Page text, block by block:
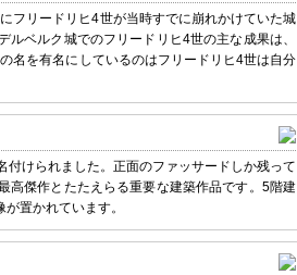
フリードリヒ4世が当時すでに崩れかけていた城
ベルク城でのフリードリヒ4世の主な成果は、
名を有名にしているのはフリードリヒ4世は自分
けられました。正面のファッサードしか残って
高傑作とたたえらる重要な建築作品です。5階建
置かれています。